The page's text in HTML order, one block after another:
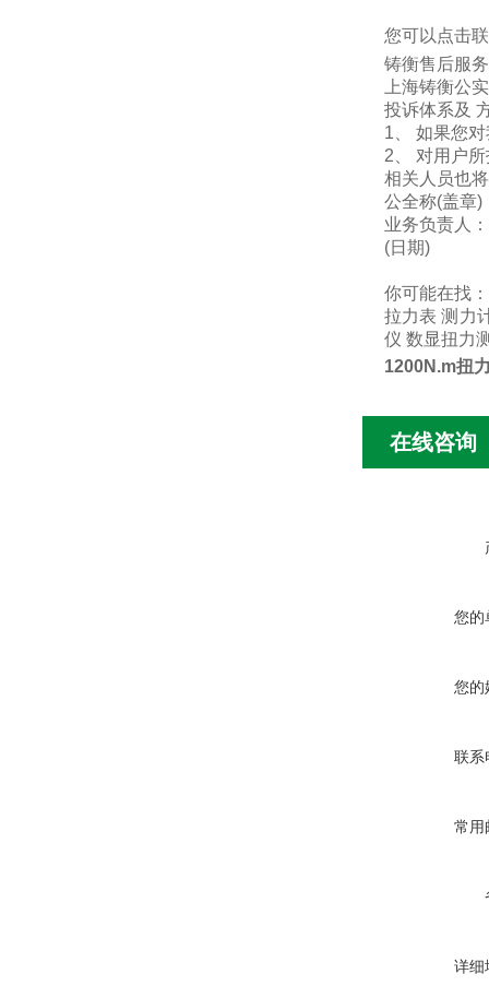
您可以点击
铸衡售后服务
上海铸衡公
投诉体系及
1、 如果您
2、 对用户
相关人员也
公全称(盖章)
业务负责人
(日期)
你可能在找：
拉力表 测力
仪 数显扭力
1200N.m扭
在线咨询
您的
您的
联系
常用
详细